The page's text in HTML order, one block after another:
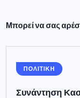
Μπορεί να σας
ΠΟΛΙΤΙΚΗ
Συνάντηση